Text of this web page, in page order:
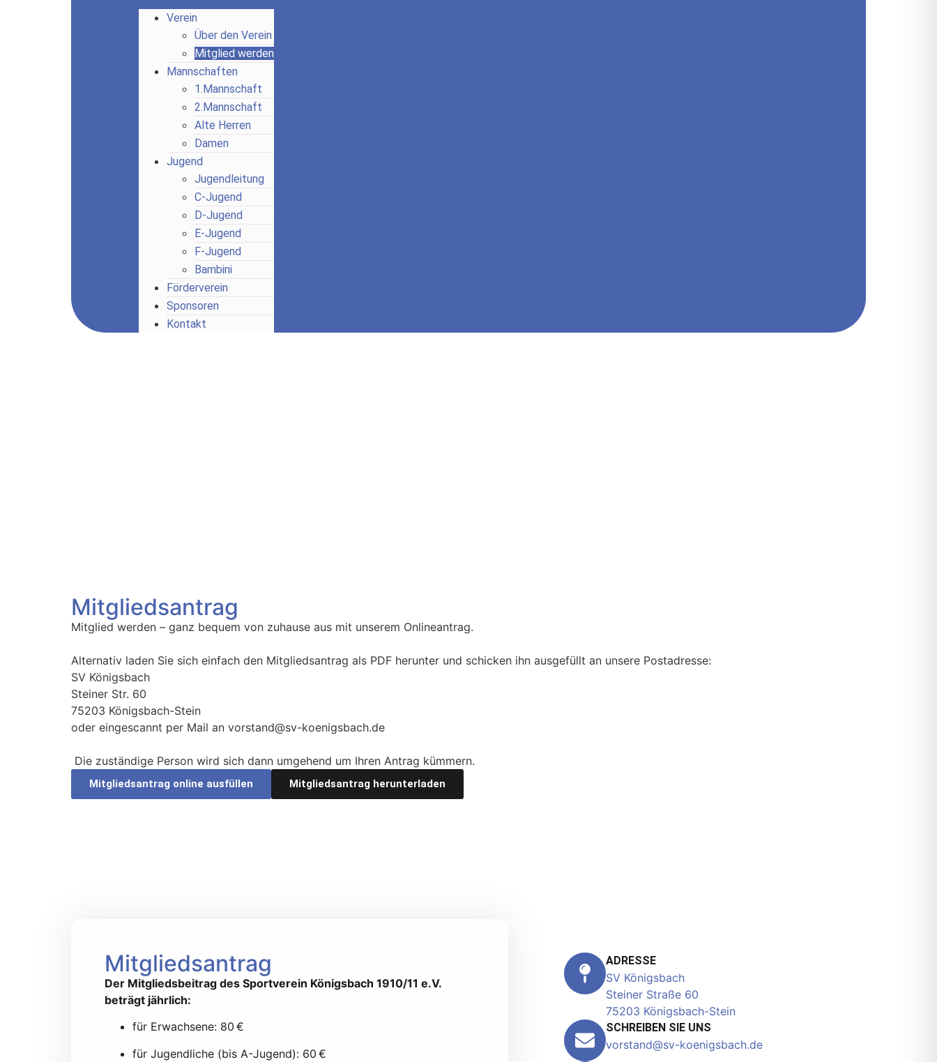
Verein
Über den Verein
Mitglied werden
Mannschaften
1.Mannschaft
2.Mannschaft
Alte Herren
Damen
Jugend
Jugendleitung
C-Jugend
D-Jugend
E-Jugend
F-Jugend
Bambini
Förderverein
Sponsoren
Kontakt
Mitgliedsantrag
Mitglied werden – ganz bequem von zuhause aus mit unserem Onlineantrag.
Alternativ laden Sie sich einfach den Mitgliedsantrag als PDF herunter und schicken ihn ausgefüllt an unsere Postadresse:
SV Königsbach
Steiner Str. 60
75203 Königsbach-Stein
oder eingescannt per Mail an vorstand@sv-koenigsbach.de
Die zuständige Person wird sich dann umgehend um Ihren Antrag kümmern.
Mitgliedsantrag online ausfüllen Mitgliedsantrag herunterladen
Mitgliedsantrag
Der Mitgliedsbeitrag des Sportverein Königsbach 1910/11 e.V.
beträgt jährlich:
für Erwachsene: 80 €
für Jugendliche (bis A-Jugend): 60 €
ADRESSE
SV Königsbach
Steiner Straße 60
75203 Königsbach-Stein
SCHREIBEN SIE UNS
vorstand@sv-koenigsbach.de